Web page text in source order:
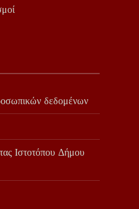
δεδομένων
Ιστοτόπου Δήμου